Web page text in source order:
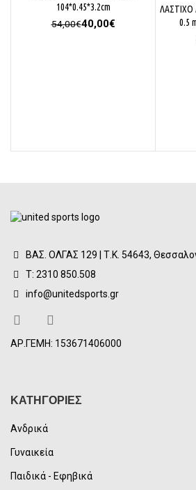
104*0.45*3.2cm
54,00€Original
40,00€Η
ΛΑΣΤΙΧΟ
0.5
ΒΑΣ. ΟΛΓΑΣ 129 | Τ.Κ. 54643,
Τ: 2310 850.508
info@unitedsports.gr
ΑΡ.ΓΕΜΗ: 153671406000
ΚΑΤΗΓΟΡΙΕΣ
Ανδρικά
Γυναικεία
Παιδικά - Εφηβικά